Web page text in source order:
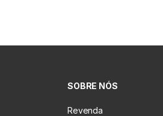
SOBRE NÓS
Revenda